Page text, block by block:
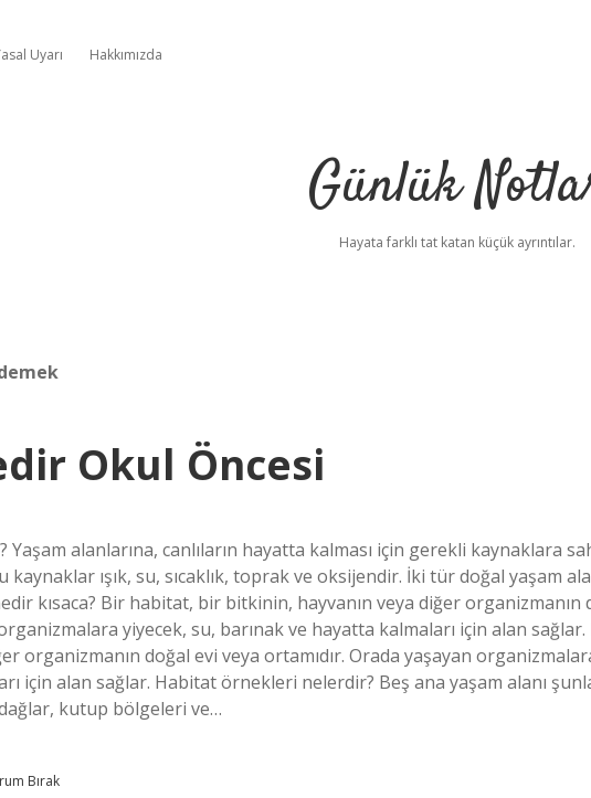
Uyarı Hakkımızda
Günlük
Hayata farklı tat katan küçük ayrıntılar.
Okul Öncesi
alanlarına, canlıların hayatta kalması için gerekli kaynaklara
ışık, su, sıcaklık, toprak ve oksijendir. İki tür doğal yaşam
kısaca? Bir habitat, bir bitkinin, hayvanın veya diğer organizmanın
yiyecek, su, barınak ve hayatta kalmaları için alan
organizmanın doğal evi veya ortamıdır. Orada yaşayan
için alan sağlar. Habitat örnekleri nelerdir? Beş ana yaşam alanı
kutup bölgeleri ve…
Bırak